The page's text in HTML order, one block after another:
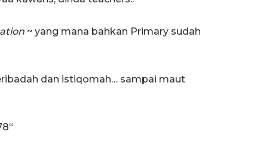
~ yang mana bahkan Primary sudah
dan istiqomah… sampai maut